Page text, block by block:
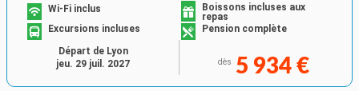
Wi-Fi inclus
Boissons incluses aux
repas
Excursions incluses
Pension complète
dès 5 934 €
Départ de Lyon
jeu. 29 juil. 2027